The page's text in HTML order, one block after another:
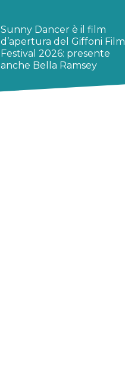
Sunny Dancer è il film
d’apertura del Giffoni Film
Festival 2026: presente
anche Bella Ramsey